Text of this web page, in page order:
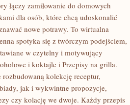
łączy zamiłowanie do domowych
dla osób, które chcą udoskonalić
nowe potrawy. To wirtualna
spotyka się z twórczym podejściem,
w czytelny i motywujący
i koktajle i Przepisy na grilla.
kolekcję receptur,
jak i wykwintne propozycje,
czy kolację we dwoje. Każdy przepis